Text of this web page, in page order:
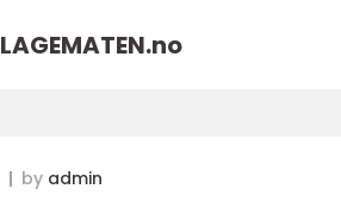
LAGEMATEN.no
by admin